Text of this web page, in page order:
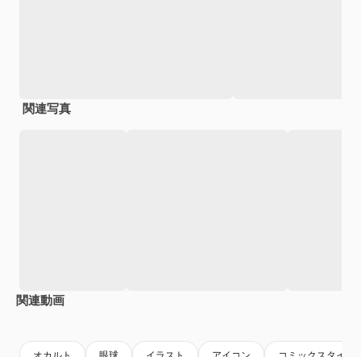
関連写真
関連動画
オカルト 眼球 イラスト アイコン コミックスタイル